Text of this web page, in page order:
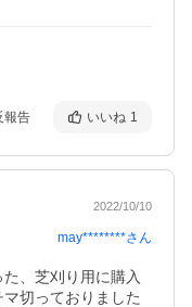
報告 いいね 1
2022/10/10
may********さん
、芝刈り用に購入
切っておりました